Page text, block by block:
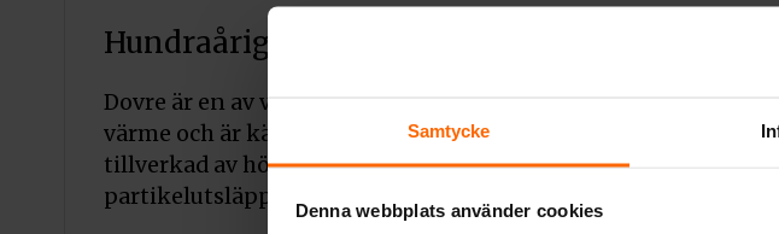
Samtycke
Denna webbplats använder cookies
Hundraårigt Norskt hantverk som håller än i
Dovre är en av världens äldsta tillverkare av kaminer,
värme och är kända för sin höga kvalitet och effektivitet.
tillverkad av högkvalitativt gjutjärn, erbjuder optimal
partikelutsläppen med över 75 % jämfört med äldre modeller.